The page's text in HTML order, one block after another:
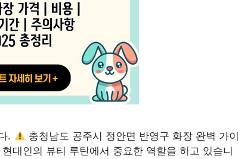
.
충청남도 공주시 정안면 반영구 화장 완벽 가이
대인의 뷰티 루틴에서 중요한 역할을 하고 있습니